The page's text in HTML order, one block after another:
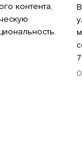
контента,